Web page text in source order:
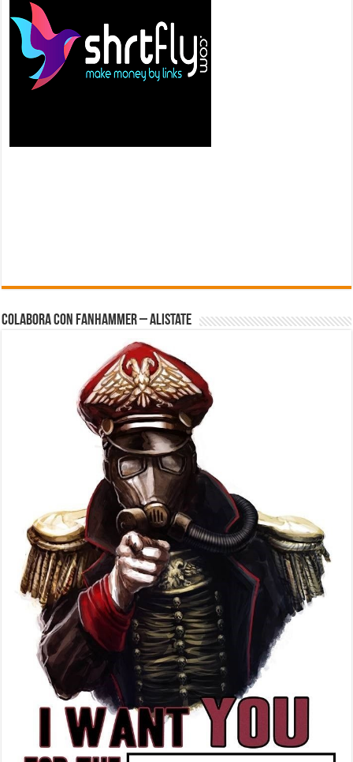
Colabora con FanHammer – Alistate